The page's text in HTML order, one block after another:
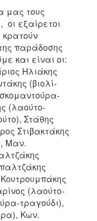
μας τους
εξαίρετοι
κρατούν
παράδοσης
και είναι οι:
Ηλιάκης
(βιολί-
(λαούτο-
Στάθης
Στιβακτάκης
Μαν.
(λαούτο-
τραγούδι),
Κων.